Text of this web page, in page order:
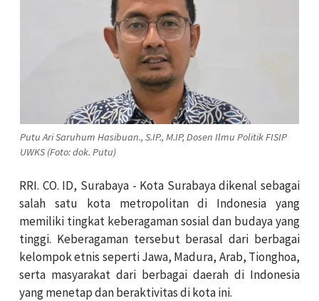
Putu Ari Saruhum Hasibuan., S.IP., M.IP, Dosen Ilmu Politik FISIP
UWKS (Foto: dok. Putu)
RRI. CO. ID, Surabaya - Kota Surabaya dikenal sebagai
salah satu kota metropolitan di Indonesia yang
memiliki tingkat keberagaman sosial dan budaya yang
tinggi. Keberagaman tersebut berasal dari berbagai
kelompok etnis seperti Jawa, Madura, Arab, Tionghoa,
serta masyarakat dari berbagai daerah di Indonesia
yang menetap dan beraktivitas di kota ini.